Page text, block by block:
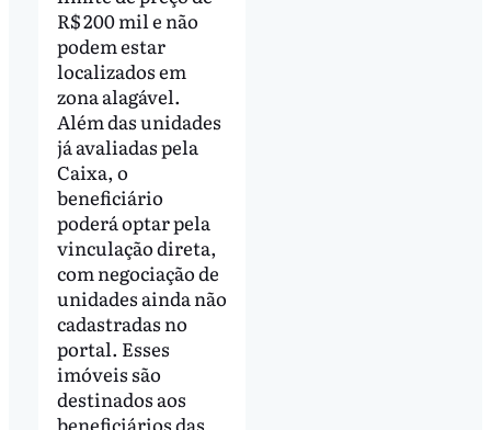
R$ 200 mil e não
podem estar
localizados em
zona alagável.
Além das unidades
já avaliadas pela
Caixa, o
beneficiário
poderá optar pela
vinculação direta,
com negociação de
unidades ainda não
cadastradas no
portal. Esses
imóveis são
destinados aos
beneficiários das